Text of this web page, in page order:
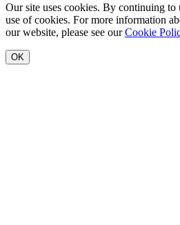
Our site uses cookies. By continuing to
use of cookies. For more information
our website, please see ourCookie
OK